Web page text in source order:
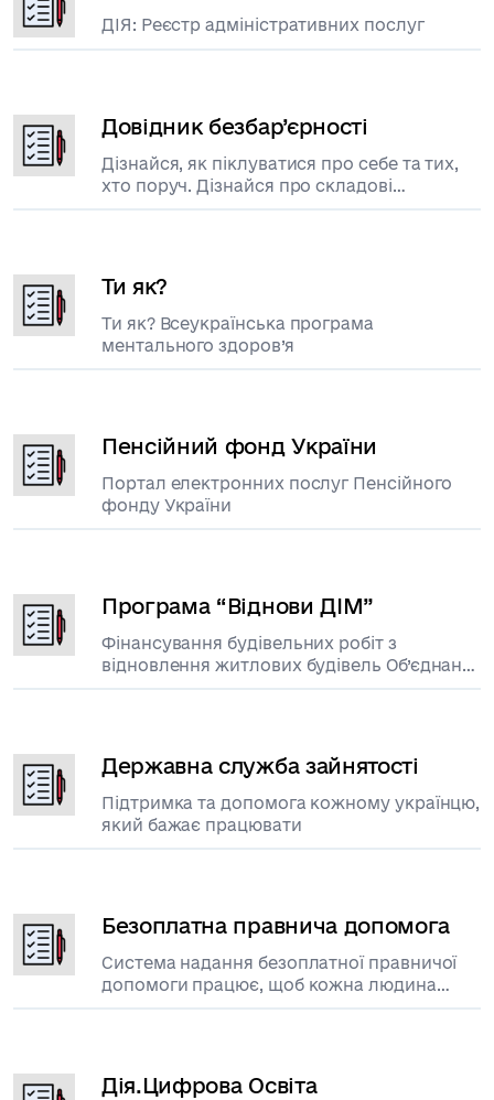
ДІЯ: Реєстр адміністративних послуг
Довідник безбар’єрності
Дізнайся, як піклуватися про себе та тих,
хто поруч. Дізнайся про складові
безбар’єрності та знайди допомогу.
Ти як?
Ти як? Всеукраїнська програма
ментального здоров’я
Пенсійний фонд України
Портал електронних послуг Пенсійного
фонду України
Програма “Віднови ДІМ”
Фінансування будівельних робіт з
відновлення житлових будівель Об’єднань
співвласників багатоквартирних будинків
Державна служба зайнятості
Підтримка та допомога кожному українцю,
який бажає працювати
Безоплатна правнича допомога
Система надання безоплатної правничої
допомоги працює, щоб кожна людина
могла скористатися своїми правами та
Дія.Цифрова Освіта